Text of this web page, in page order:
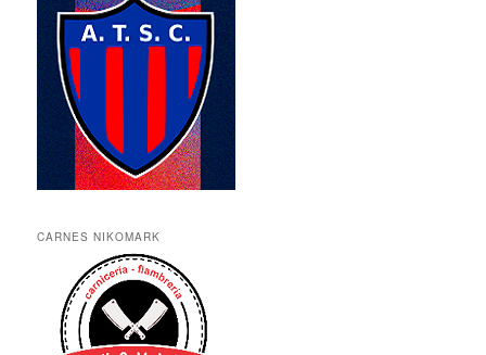
CARNES NIKOMARK